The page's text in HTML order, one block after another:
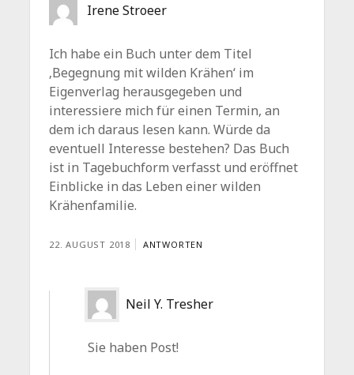
Irene Stroeer
Ich habe ein Buch unter dem Titel
‚Begegnung mit wilden Krähen‘ im
Eigenverlag herausgegeben und
interessiere mich für einen Termin, an
dem ich daraus lesen kann. Würde da
eventuell Interesse bestehen? Das Buch
ist in Tagebuchform verfasst und eröffnet
Einblicke in das Leben einer wilden
Krähenfamilie.
22. AUGUST 2018 ANTWORTEN
Neil Y. Tresher
Sie haben Post!